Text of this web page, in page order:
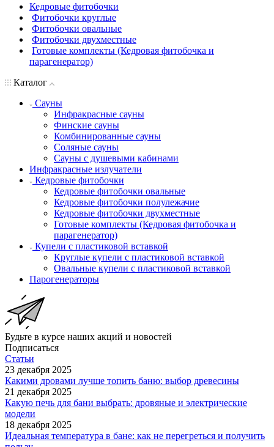
Кедровые фитобочки
Фитобочки круглые
Фитобочки овальные
Фитобочки двухместные
Готовые комплекты (Кедровая фитобочка и
парагенератор)
Каталог
Сауны
Инфракрасные сауны
Финские сауны
Комбинированные сауны
Соляные сауны
Сауны с душевыми кабинами
Инфракрасные излучатели
Кедровые фитобочки
Кедровые фитобочки овальные
Кедровые фитобочки полулежачие
Кедровые фитобочки двухместные
Готовые комплекты (Кедровая фитобочка и
парагенератор)
Купели с пластиковой вставкой
Круглые купели с пластиковой вставкой
Овальные купели с пластиковой вставкой
Парогенераторы
Будьте в курсе наших акций и новостей
Подписаться
Статьи
23 декабря 2025
Какими дровами лучше топить баню: выбор древесины
21 декабря 2025
Какую печь для бани выбрать: дровяные и электрические
модели
18 декабря 2025
Идеальная температура в бане: как не перегреться и получить